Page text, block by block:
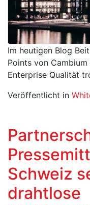
Im heutigen Blog
Points von
Enterprise Qualität
Veröffentlicht in
Schweiz
drahtlose